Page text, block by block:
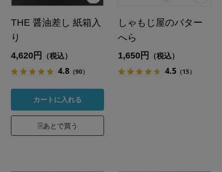
THE 醤油差し 紙箱入
り
4,620円 （税込）
4.8 （90）
カートに入れる
あとで買う
しゃもじ屋のバター
へら
1,650円 （税込）
4.5 （15）